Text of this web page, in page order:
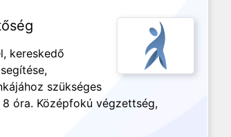
kereskedő
szükséges
óra. Középfokú végzettség,